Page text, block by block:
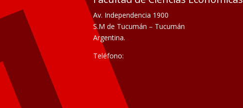
Av. Independencia 1900
S.M de Tucumán – Tucumán
Argentina.
Teléfono: